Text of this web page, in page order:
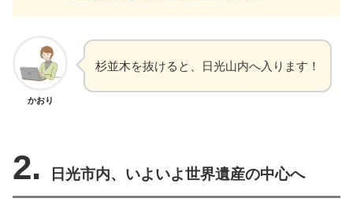
かおり
杉並木を抜けると、日光山内へ入ります！
2. 日光市内、いよいよ世界遺産の中心へ